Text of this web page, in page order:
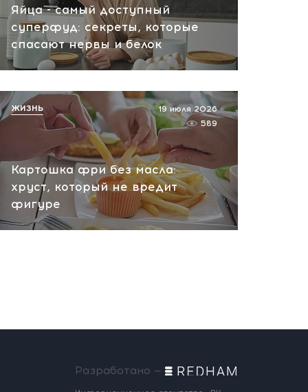
Яйца - самый доступный
суперфуд: секреты, которые
спасают нервы и белок
Картошка фри без масла:
хруст, который не вредит
фигуре
19 июля 2026
589
ЖИЗНЬ
Разработано —